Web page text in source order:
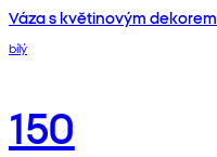
Váza s květinovým dekorem
bílý
150